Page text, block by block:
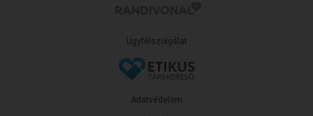
Ügyfélszolgálat
Adatvédelem